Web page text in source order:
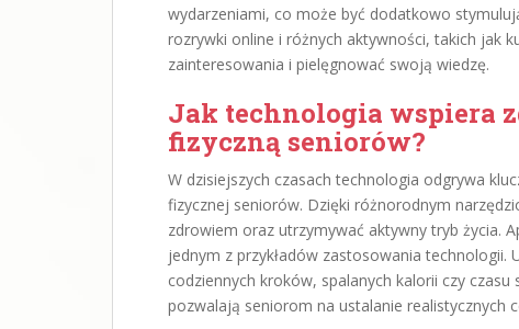
wydarzeniami, co może być dodatkowo
rozrywki online i różnych aktywności, takich jak
zainteresowania i pielęgnować swoją wiedzę.
Jak technologia wspiera
fizyczną seniorów?
W dzisiejszych czasach technologia odgrywa
fizycznej seniorów. Dzięki różnorodnym
zdrowiem oraz utrzymywać aktywny tryb życia.
jednym z przykładów zastosowania
codziennych kroków, spalanych kalorii czy
pozwalają seniorom na ustalanie realistycznych